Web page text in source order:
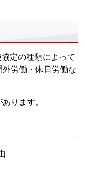
定の種類によって
労働・休日労働な
ります。